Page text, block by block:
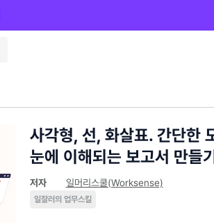
사각형, 선, 화살표. 간단한
눈에 이해되는 보고서 만들
저자 일머리스쿨(Worksense)
일잘러의 업무스킬